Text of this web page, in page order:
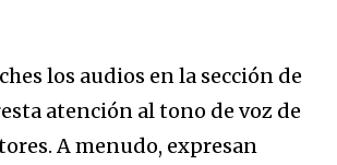
los audios en la sección de
atención al tono de voz de
A menudo, expresan